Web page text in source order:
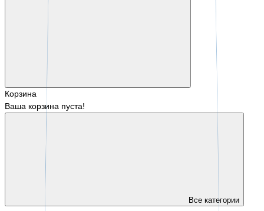
Корзина
Ваша корзина пуста!
Все категории